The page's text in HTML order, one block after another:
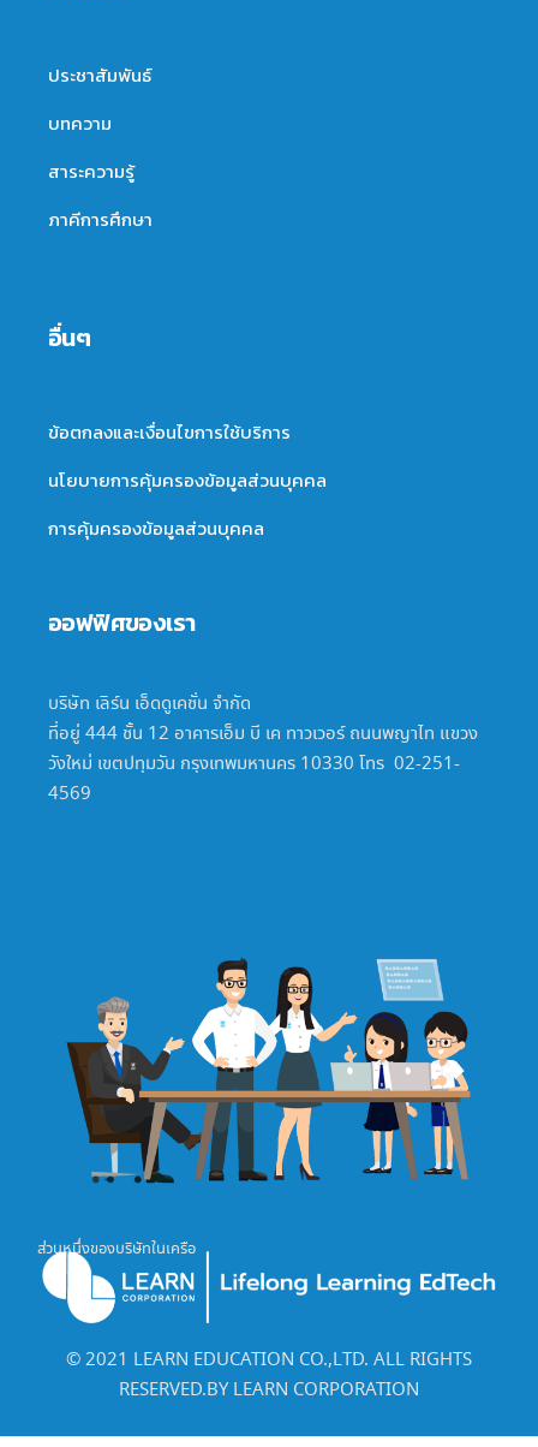
ประชาสัมพันธ์
บทความ
สาระความรู้
ภาคีการศึกษา
อื่นๆ
ข้อตกลงและเงื่อนไขการใช้บริการ
นโยบายการคุ้มครองข้อมูลส่วนบุคคล
การคุ้มครองข้อมูลส่วนบุคคล
ออฟฟิศของเรา
บริษัท เลิร์น เอ็ดดูเคชั่น จำกัด
ที่อยู่ 444 ชั้น 12 อาคารเอ็ม บี เค ทาวเวอร์ ถนนพญาไท แขวง
วังใหม่ เขตปทุมวัน กรุงเทพมหานคร 10330 โทร 02-251-
4569
ส่วนหนึ่งของบริษัทในเครือ
©️ 2021 LEARN EDUCATION CO.,LTD. ALL RIGHTS
RESERVED.BY LEARN CORPORATION